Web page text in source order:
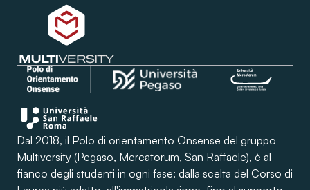
Dal 2018, il Polo di orientamento Onsense del gruppo
Multiversity (Pegaso, Mercatorum, San Raffaele), è al
fianco degli studenti in ogni fase: dalla scelta del Corso di